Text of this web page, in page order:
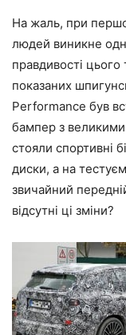
На жаль, при
людей виникне
правдивості
показаних
Performance був
бампер з
стояли спортивні
диски, а на
звичайний
відсутні ці зміни?